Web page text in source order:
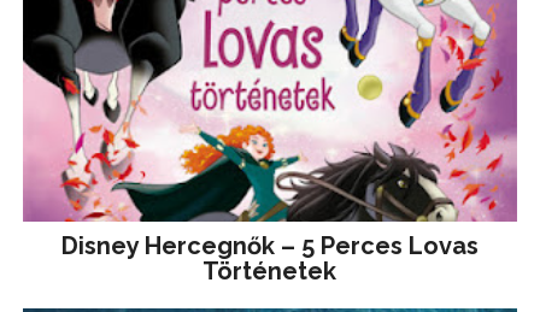
Disney ​Hercegnők – 5 Perces Lovas
Történetek